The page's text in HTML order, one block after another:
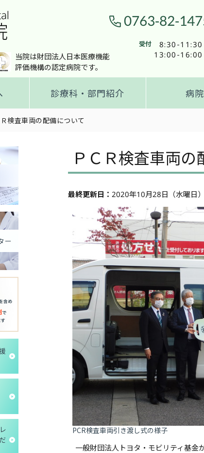
0763-82-
受付
8:30-11:30
13:00-16:00
当院は財団法人日本医療機能
評価機構の認定病院です。
診療科・部門紹介 病
検査車両の配備について
ＰＣＲ検査車両の
最終更新日： 2020年10月28日（水曜日
PCR検査車両引き渡し式の様子
一般財団法人トヨタ・モビリティ基金
ー